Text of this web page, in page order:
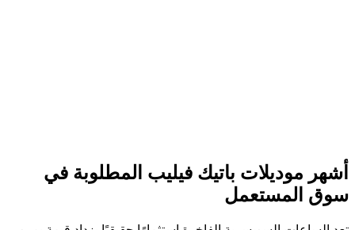
أشهر موديلات باتيك فيليب المطلوبة في
سوق المستعمل